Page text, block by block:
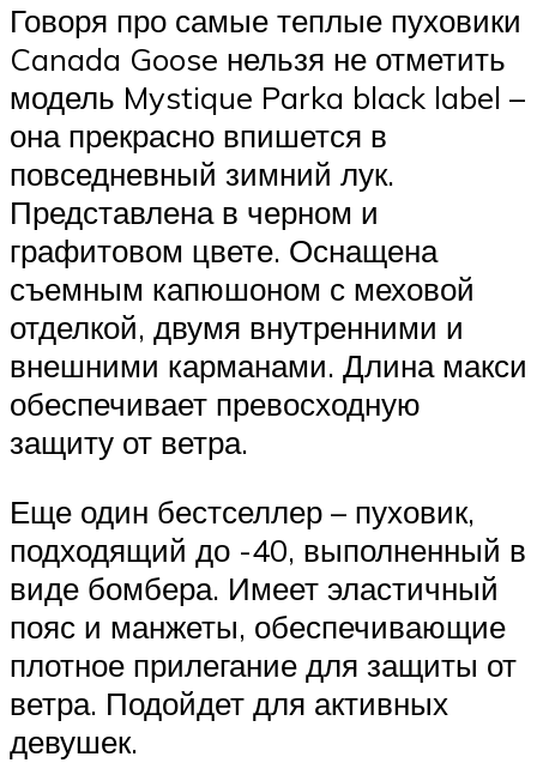
Говоря про самые теплые пуховики
Canada Goose нельзя не отметить
модель Mystique Parka black label –
она прекрасно впишется в
повседневный зимний лук.
Представлена в черном и
графитовом цвете. Оснащена
съемным капюшоном с меховой
отделкой, двумя внутренними и
внешними карманами. Длина макси
обеспечивает превосходную
защиту от ветра.
Еще один бестселлер – пуховик,
подходящий до -40, выполненный в
виде бомбера. Имеет эластичный
пояс и манжеты, обеспечивающие
плотное прилегание для защиты от
ветра. Подойдет для активных
девушек.